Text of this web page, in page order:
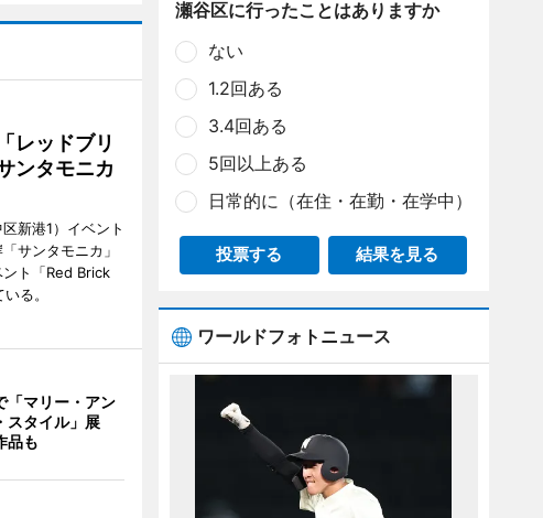
レッドブリ
ンタモニカ
新港1）イベント
サンタモニカ」
ト「Red Brick
る。
「マリー・アン
スタイル」展
品も
瀬谷区に行ったことはありますか
ない
1.2回ある
3.4回ある
5回以上ある
日常的に（在住・在勤・在学中）
投票する 結果を見る
ワールドフォトニュース